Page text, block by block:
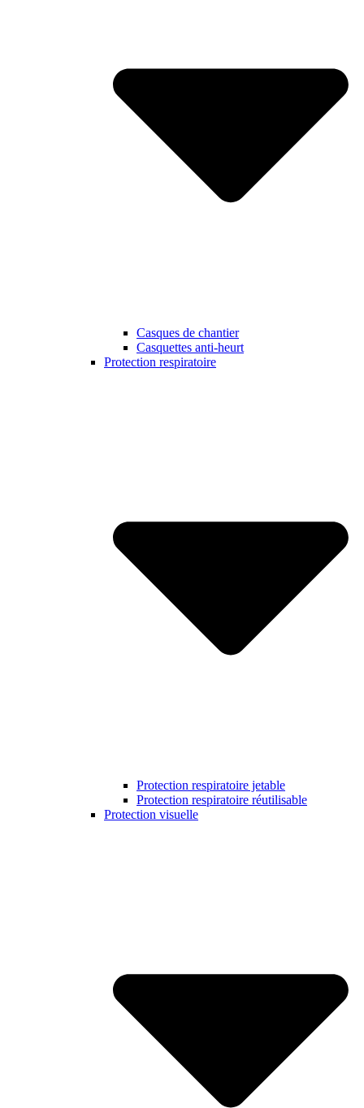
Casques de chantier
Casquettes anti-heurt
Protection respiratoire
Protection respiratoire jetable
Protection respiratoire réutilisable
Protection visuelle